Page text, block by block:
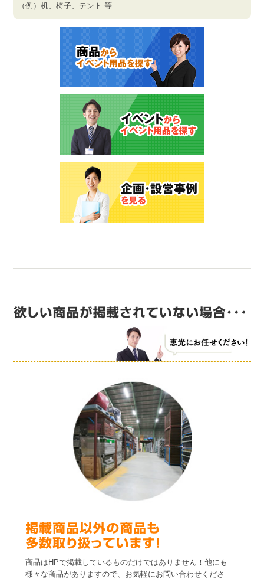
（例）机、椅子、テント 等
商品はHPで掲載しているものだけではありません！他にも
様々な商品がありますので、お気軽にお問い合わせくださ